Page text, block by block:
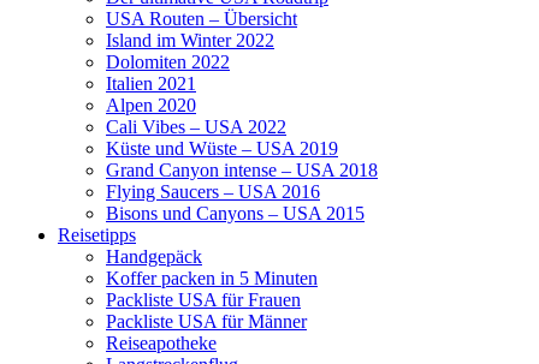
USA Routen – Übersicht
Island im Winter 2022
Dolomiten 2022
Italien 2021
Alpen 2020
Cali Vibes – USA 2022
Küste und Wüste – USA 2019
Grand Canyon intense – USA 2018
Flying Saucers – USA 2016
Bisons und Canyons – USA 2015
Reisetipps
Handgepäck
Koffer packen in 5 Minuten
Packliste USA für Frauen
Packliste USA für Männer
Reiseapotheke